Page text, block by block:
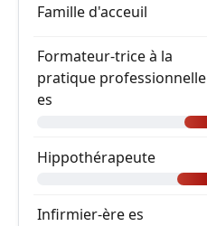
Famille d'acceuil
Formateur-trice à la
pratique professionnelle
es
Hippothérapeute
Infirmier-ère es